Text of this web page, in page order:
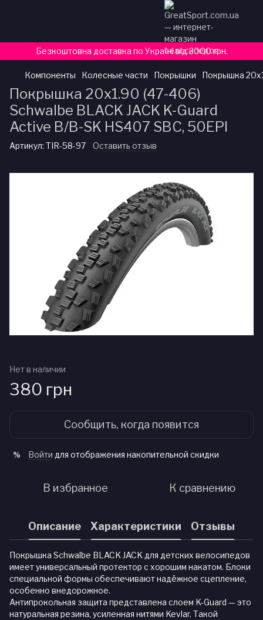
Безкоштовна доставка по Україні від 3000 грн.
Компоненты Колесные части Покрышки Покрышка
Покрышка 20x1.90 (47-406)
Schwalbe BLACK JACK K-Guard
Active B/B-SK HS407 SBC, 50EPI
Артикул: TIR-58-97 Оставить отзыв
Нет в наличии
380 грн
Сообщить, когда появится
% Войти для отображения накопительной скидки
В избранное К сравнению
Описание Характеристики Отзывы
Покрышка Schwalbe BLACK JACK для детских велосипедов
имеет универсальный протектор с хорошим накатом. Блоки
специальной формы обеспечивают надёжное сцепление,
особенно внедорожное.
Антипрокольная защита представлена слоем K-Guard — это
натуральная резина, усиленная нитями Kevlar. Такой